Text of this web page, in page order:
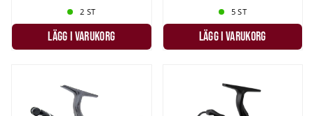
2 ST
LÄGG I VARUKORG
5 ST
LÄGG I VARUKORG